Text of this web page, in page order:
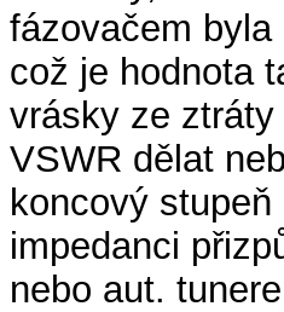
fázovačem
což je hodnota
vrásky ze
VSWR dělat
koncový stupeň
impedanci
nebo aut.